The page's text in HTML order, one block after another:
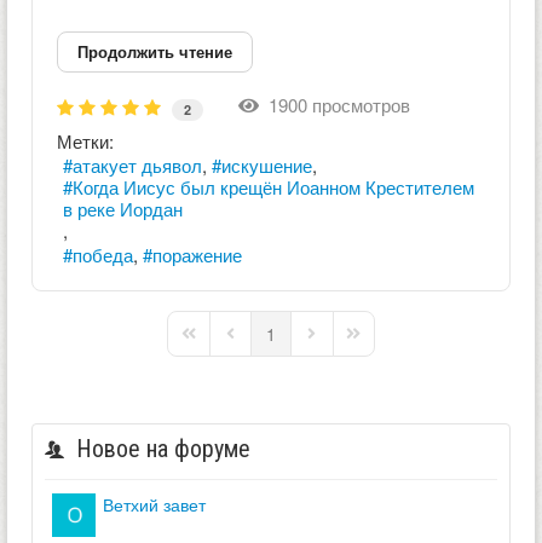
Продолжить чтение
2
1900 просмотров
Метки:
атакует дьявол
искушение
Когда Иисус был крещён Иоанном Крестителем
в реке Иордан
победа
поражение
First PagePrevious Page
1 Next PageLast Page
Новое на форуме
ветхий завет